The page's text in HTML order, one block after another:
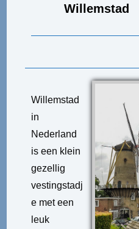
Willemstad
Willemstad
in
Nederland
is een klein
gezellig
vestingstadj
e met een
leuk